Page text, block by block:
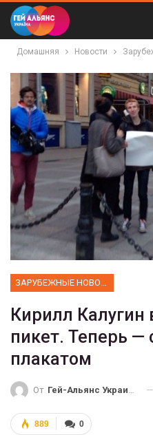
Домашняя Новости
ЗАРУБЕЖНЫЕ НОВОСТИ
Кирилл
пикет. Теперь —
плакатом
От Гей-Альянс Украина
0
889